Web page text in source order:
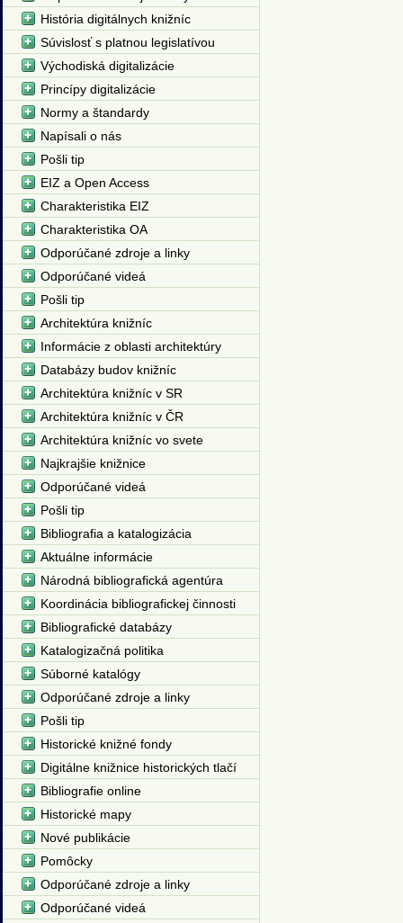
História digitálnych knižníc
Súvislosť s platnou legislatívou
Východiská digitalizácie
Princípy digitalizácie
Normy a štandardy
Napísali o nás
Pošli tip
EIZ a Open Access
Charakteristika EIZ
Charakteristika OA
Odporúčané zdroje a linky
Odporúčané videá
Pošli tip
Architektúra knižníc
Informácie z oblasti architektúry
Databázy budov knižníc
Architektúra knižníc v SR
Architektúra knižníc v ČR
Architektúra knižníc vo svete
Najkrajšie knižnice
Odporúčané videá
Pošli tip
Bibliografia a katalogizácia
Aktuálne informácie
Národná bibliografická agentúra
Koordinácia bibliografickej činnosti
Bibliografické databázy
Katalogizačná politika
Súborné katalógy
Odporúčané zdroje a linky
Pošli tip
Historické knižné fondy
Digitálne knižnice historických tlačí
Bibliografie online
Historické mapy
Nové publikácie
Pomôcky
Odporúčané zdroje a linky
Odporúčané videá